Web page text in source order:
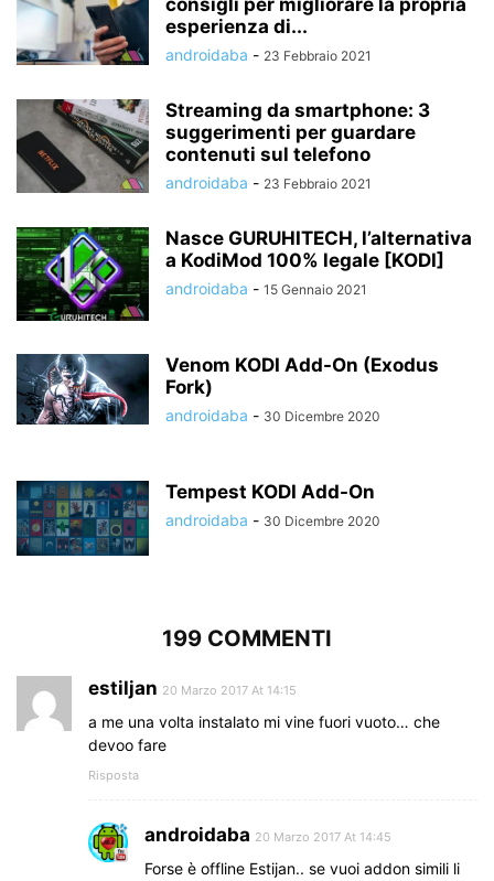
consigli per migliorare la propria
esperienza di...
androidaba - 23 Febbraio 2021
Streaming da smartphone: 3
suggerimenti per guardare
contenuti sul telefono
androidaba - 23 Febbraio 2021
Nasce GURUHITECH, l’alternativa
a KodiMod 100% legale [KODI]
androidaba - 15 Gennaio 2021
Venom KODI Add-On (Exodus
Fork)
androidaba - 30 Dicembre 2020
Tempest KODI Add-On
androidaba - 30 Dicembre 2020
199 COMMENTI
estiljan 20 Marzo 2017 At 14:15
a me una volta instalato mi vine fuori vuoto… che
devoo fare
Risposta
androidaba 20 Marzo 2017 At 14:45
Forse è offline Estijan.. se vuoi addon simili li